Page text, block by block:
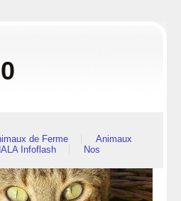
de Ferme
Animaux
Infoflash
Nos